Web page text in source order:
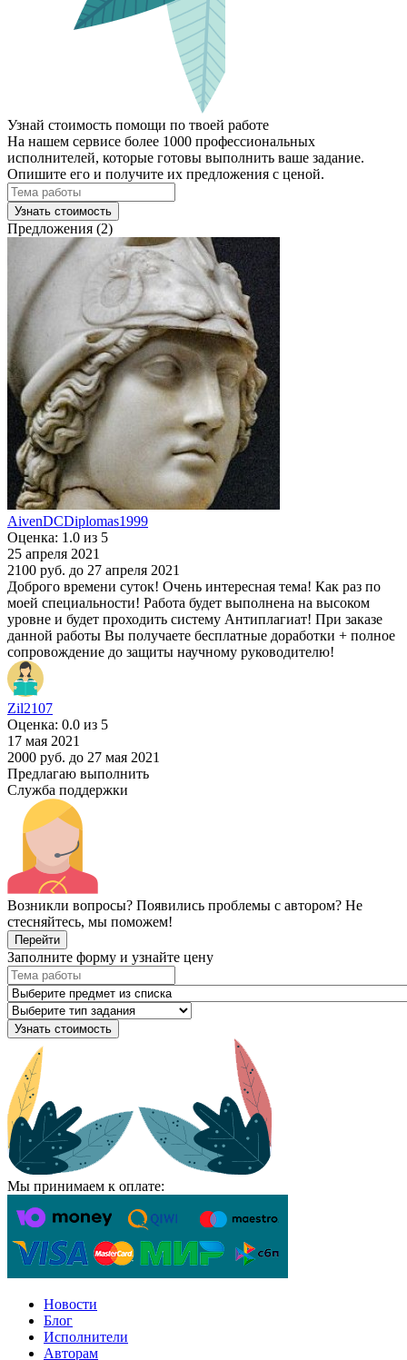
Узнай стоимость помощи по твоей работе
На нашем сервисе более 1000 профессиональных
исполнителей, которые готовы выполнить ваше задание.
Опишите его и получите их предложения с ценой.
Узнать стоимость
Предложения (2)
AivenDCDiplomas1999
Оценка: 1.0 из 5
25 апреля 2021
2100 руб. до 27 апреля 2021
Доброго времени суток! Очень интересная тема! Как раз по
моей специальности! Работа будет выполнена на высоком
уровне и будет проходить систему Антиплагиат! При заказе
данной работы Вы получаете бесплатные доработки + полное
сопровождение до защиты научному руководителю!
Zil2107
Оценка: 0.0 из 5
17 мая 2021
2000 руб. до 27 мая 2021
Предлагаю выполнить
Служба поддержки
Возникли вопросы? Появились проблемы с автором? Не
стесняйтесь, мы поможем!
Перейти
Заполните форму и узнайте цену
Узнать стоимость
Мы принимаем к оплате:
Новости
Блог
Исполнители
Авторам